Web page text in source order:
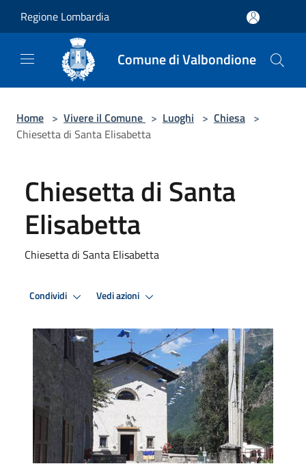
Regione Lombardia
Comune di Valbondione
Home > Vivere il Comune > Luoghi > Chiesa >
Chiesetta di Santa Elisabetta
Chiesetta di Santa
Elisabetta
Chiesetta di Santa Elisabetta
Condividi Vedi azioni